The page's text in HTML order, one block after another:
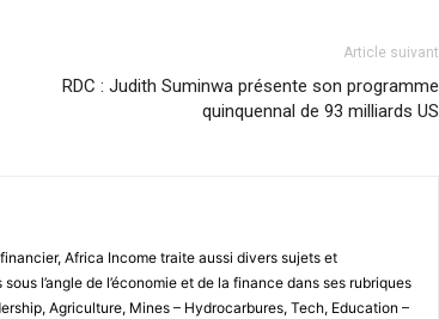
Article suivant
RDC : Judith Suminwa présente son programme
quinquennal de 93 milliards US
Africa Income traite aussi divers sujets et
l’angle de l’économie et de la finance dans ses rubriques
Agriculture, Mines – Hydrocarbures, Tech, Education –